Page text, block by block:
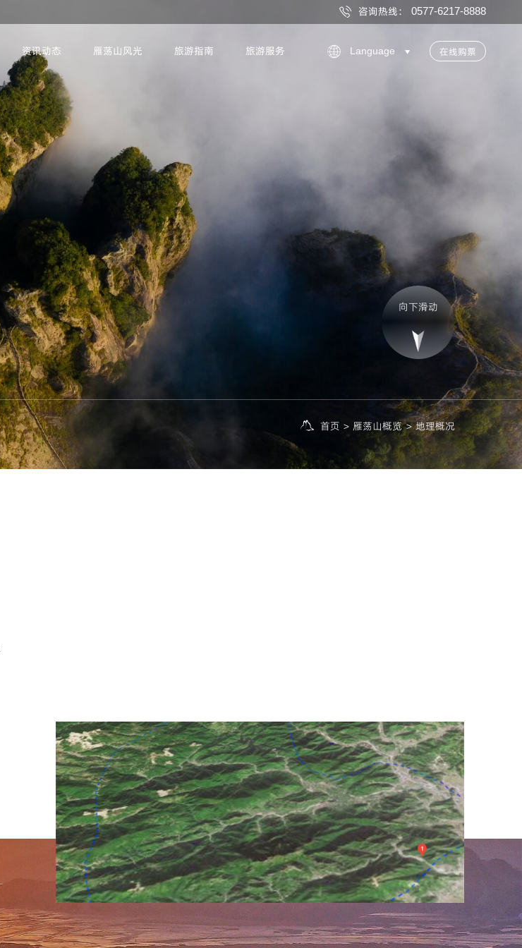
 咨询热线： 0577-6217-8888
资讯动态 雁荡山风光 旅游指南 旅游服务  Language  在线购票
向下滑动
 首页 > 雁荡山概览 > 地理概况